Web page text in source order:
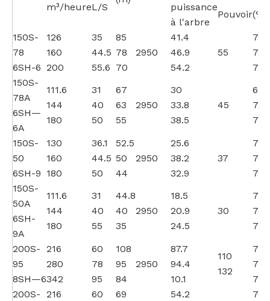
(%)
m³/heureL/S
puissance
à l'arbre
Pouvoir
150S-
78
6SH-6
126
160
200
35
44.5
55.6
85
78
70
2950
41.4
46.9
54.2
55
150S-
78A
6SH—
6A
111.6
144
180
31
40
50
67
63
55
2950
30
33.8
38.5
45
68
72
70
150S-
50
6SH-9
130
160
180
36.1
44.5
50
52.5
50
44
2950
25.6
38.2
32.9
37
75
150S-
50A
6SH-
9A
111.6
144
180
31
40
55
44.8
40
35
2950
18.5
20.9
24.5
30
72
75
70
200S-
95
8SH—6
216
280
342
60
78
95
108
95
84
2950
87.7
94.4
10.1
110
132
200S- 216
60
69
54.2
75